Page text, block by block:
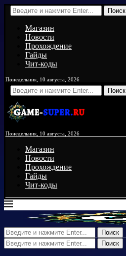
Поиск
Магазин
Новости
Прохождение
Гайды
Чит-коды
Понедельник, 10 августа, 2026
Поиск
Понедельник, 10 августа, 2026
Магазин
Новости
Прохождение
Гайды
Чит-коды
Поиск
Поиск